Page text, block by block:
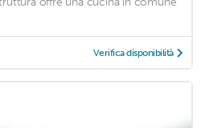
Verifica disponibilità